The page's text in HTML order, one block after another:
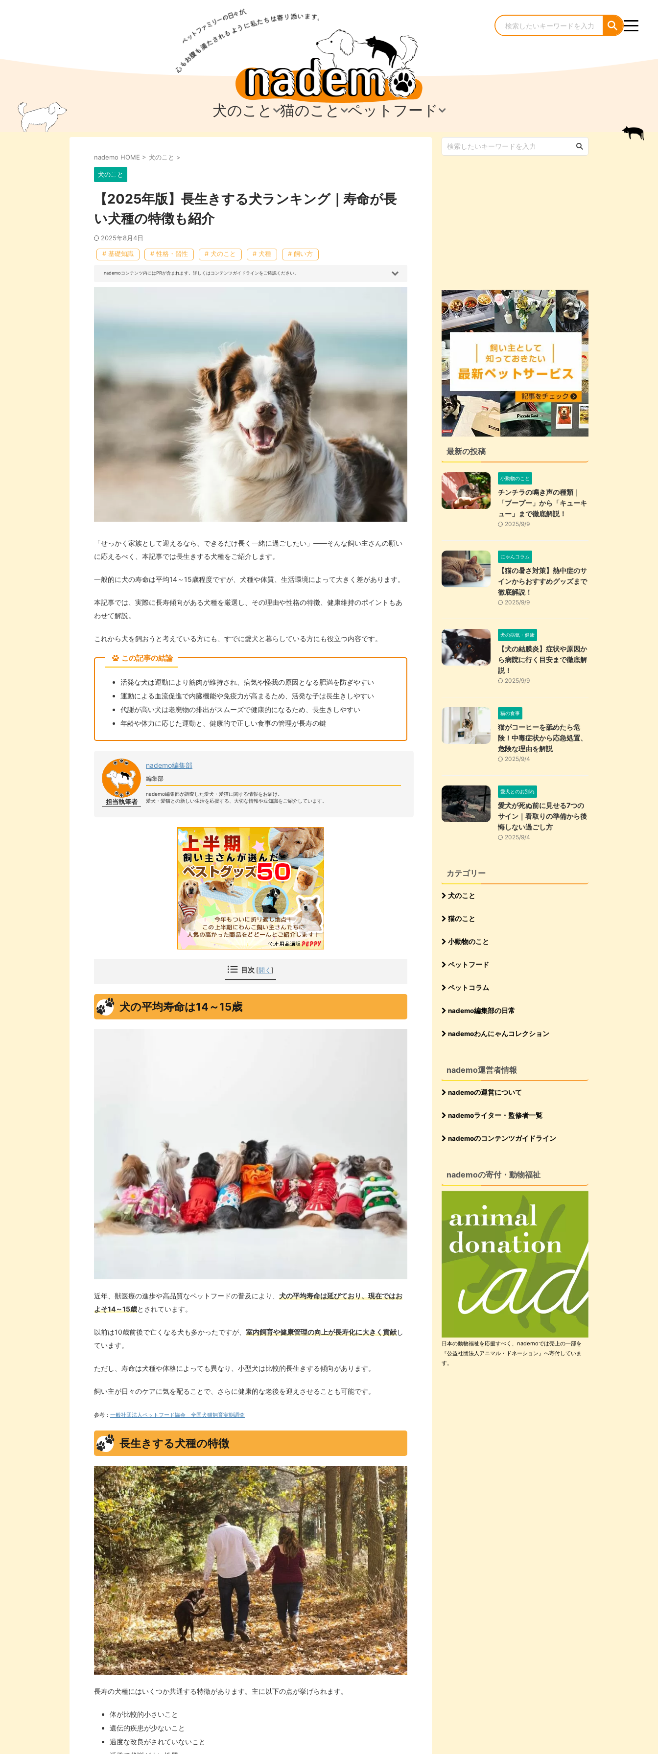
犬のこと
犬のこと
犬のケア・お手入れ
犬のしつけ
猫のこと
猫のこと
猫のケア・お手入れ
猫のしつけ
ペットフード
ペットフード
nademo HOME > 犬のこと >
犬のこと
【2025年版】長生きする犬ランキング｜寿命が長
い犬種の特徴も紹介
2025年8月4日
# 基礎知識 # 性格・習性 # 犬のこと # 犬種 # 飼い方
nademoコンテンツ内にはPRが含まれます。詳しくはコンテンツガイドラインをご確認ください。
「せっかく家族として迎えるなら、できるだけ長く一緒に過ごしたい」——そんな飼い主さんの願い
に応えるべく、本記事では長生きする犬種をご紹介します。
一般的に犬の寿命は平均14～15歳程度ですが、犬種や体質、生活環境によって大きく差があります。
本記事では、実際に長寿傾向がある犬種を厳選し、その理由や性格の特徴、健康維持のポイントもあ
わせて解説。
これから犬を飼おうと考えている方にも、すでに愛犬と暮らしている方にも役立つ内容です。
この記事の結論
活発な犬は運動により筋肉が維持され、病気や怪我の原因となる肥満を防ぎやすい
運動による血流促進で内臓機能や免疫力が高まるため、活発な子は長生きしやすい
代謝が高い犬は老廃物の排出がスムーズで健康的になるため、長生きしやすい
年齢や体力に応じた運動と、健康的で正しい食事の管理が長寿の鍵
担当執筆者
nademo編集部
編集部
nademo編集部が調査した愛犬・愛猫に関する情報をお届け。
愛犬・愛猫との新しい生活を応援する、大切な情報や豆知識をご紹介しています。
目次 [開く ]
犬の平均寿命は14～15歳
近年、獣医療の進歩や高品質なペットフードの普及により、 犬の平均寿命は延びており、現在ではお
よそ14～15歳とされています。
以前は10歳前後で亡くなる犬も多かったですが、 室内飼育や健康管理の向上が長寿化に大きく貢献し
ています。
ただし、寿命は犬種や体格によっても異なり、小型犬は比較的長生きする傾向があります。
飼い主が日々のケアに気を配ることで、さらに健康的な老後を迎えさせることも可能です。
参考： 一般社団法人ペットフード協会 全国犬猫飼育実態調査
長生きする犬種の特徴
長寿の犬種にはいくつか共通する特徴があります。主に以下の点が挙げられます。
体が比較的小さいこと
遺伝的疾患が少ないこと
過度な改良がされていないこと
最新の投稿
小動物のこと
チンチラの鳴き声の種類｜
「プープー」から「キューキ
ュー」まで徹底解説！
2025/9/9
にゃんコラム
【猫の暑さ対策】熱中症のサ
インからおすすめグッズまで
徹底解説！
2025/9/9
犬の病気・健康
【犬の結膜炎】症状や原因か
ら病院に行く目安まで徹底解
説！
2025/9/9
猫の食事
猫がコーヒーを舐めたら危
険！中毒症状から応急処置、
危険な理由を解説
2025/9/4
愛犬とのお別れ
愛犬が死ぬ前に見せる7つの
サイン｜看取りの準備から後
悔しない過ごし方
2025/9/4
カテゴリー
犬のこと
猫のこと
小動物のこと
ペットフード
ペットコラム
nademo編集部の日常
nademoわんにゃんコレクション
nademo運営者情報
nademoの運営について
nademoライター・監修者一覧
nademoのコンテンツガイドライン
nademoの寄付・動物福祉
日本の動物福祉を応援すべく、nademoでは売上の一部を
『公益社団法人アニマル・ドネーション』へ寄付していま
す。